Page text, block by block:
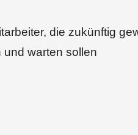
die zukünftig
warten sollen